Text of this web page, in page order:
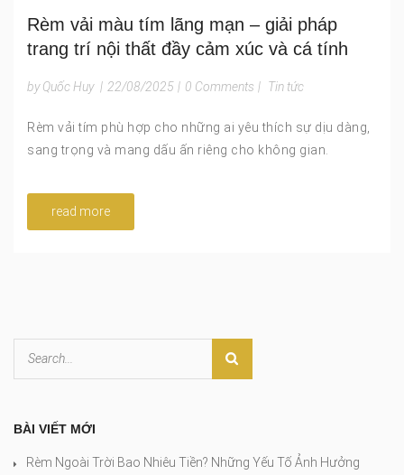
Rèm vải màu tím lãng mạn – giải pháp
trang trí nội thất đầy cảm xúc và cá tính
by Quốc Huy | 22/08/2025 | 0 Comments | Tin tức
Rèm vải tím phù hợp cho những ai yêu thích sự dịu dàng,
sang trọng và mang dấu ấn riêng cho không gian.
read more
BÀI VIẾT MỚI
Rèm Ngoài Trời Bao Nhiêu Tiền? Những Yếu Tố Ảnh Hưởng